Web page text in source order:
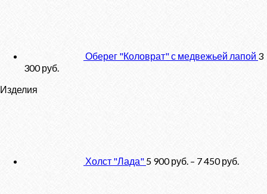
Оберег "Коловрат" с медвежьей лапой 3
300руб.
Изделия
Холст "Лада" 5 900руб. – 7 450руб.